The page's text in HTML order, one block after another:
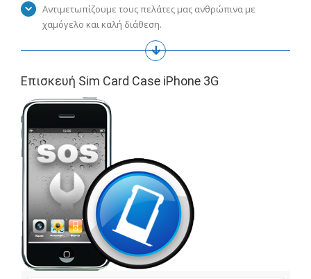
Αντιμετωπίζουμε τους πελάτες μας ανθρώπινα με
χαμόγελο και καλή διάθεση.
Επισκευή Sim Card Case iPhone 3G